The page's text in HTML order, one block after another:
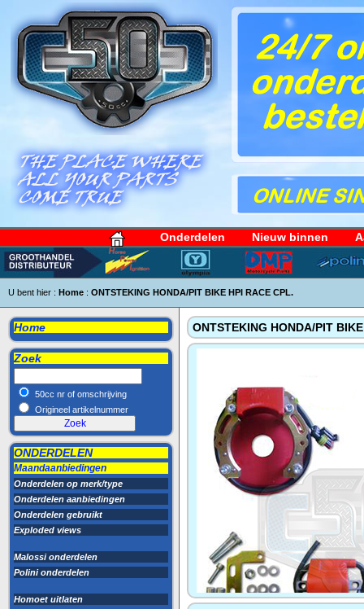
Onderdelen Nieuw binnen
U bent hier : Home : ONTSTEKING HONDA/PIT BIKE HPI RACE CPL.
Home
Zoek
50cc nr of omschrijving
Origineel artikelnummer
ONDERDELEN
Maandaanbiedingen
Onderdelen op merk/type
Onderdelen aanbiedingen
Onderdelen gebruikt
Exploded views
Malossi onderdelen
Polini onderdelen
Homoet uitlaten
ONTSTEKING HONDA/PIT